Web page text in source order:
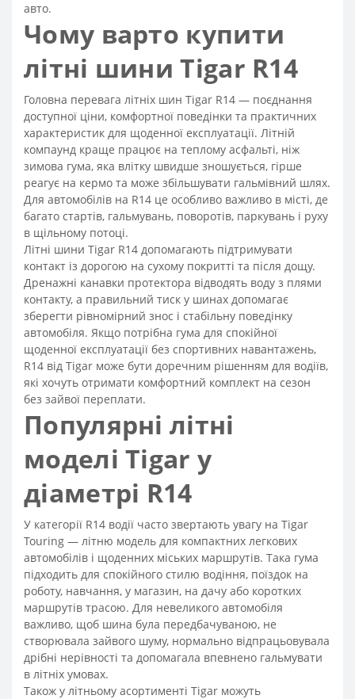
авто.
Чому варто купити
літні шини Tigar R14
Головна перевага літніх шин Tigar R14 — поєднання
доступної ціни, комфортної поведінки та практичних
характеристик для щоденної експлуатації. Літній
компаунд краще працює на теплому асфальті, ніж
зимова гума, яка влітку швидше зношується, гірше
реагує на кермо та може збільшувати гальмівний шлях.
Для автомобілів на R14 це особливо важливо в місті, де
багато стартів, гальмувань, поворотів, паркувань і руху
в щільному потоці.
Літні шини Tigar R14 допомагають підтримувати
контакт із дорогою на сухому покритті та після дощу.
Дренажні канавки протектора відводять воду з плями
контакту, а правильний тиск у шинах допомагає
зберегти рівномірний знос і стабільну поведінку
автомобіля. Якщо потрібна гума для спокійної
щоденної експлуатації без спортивних навантажень,
R14 від Tigar може бути доречним рішенням для водіїв,
які хочуть отримати комфортний комплект на сезон
без зайвої переплати.
Популярні літні
моделі Tigar у
діаметрі R14
У категорії R14 водії часто звертають увагу на Tigar
Touring — літню модель для компактних легкових
автомобілів і щоденних міських маршрутів. Така гума
підходить для спокійного стилю водіння, поїздок на
роботу, навчання, у магазин, на дачу або коротких
маршрутів трасою. Для невеликого автомобіля
важливо, щоб шина була передбачуваною, не
створювала зайвого шуму, нормально відпрацьовувала
дрібні нерівності та допомагала впевнено гальмувати
в літніх умовах.
Також у літньому асортименті Tigar можуть